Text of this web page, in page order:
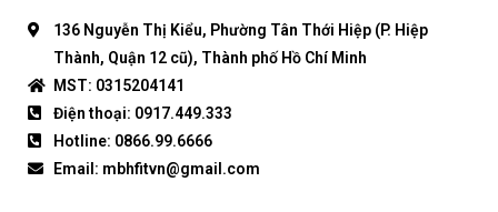
136 Nguyễn Thị Kiểu, Phường Tân Thới Hiệp (P. Hiệp
Thành, Quận 12 cũ), Thành phố Hồ Chí Minh
MST: 0315204141
Điện thoại: 0917.449.333
Hotline: 0866.99.6666
Email: mbhfitvn@gmail.com